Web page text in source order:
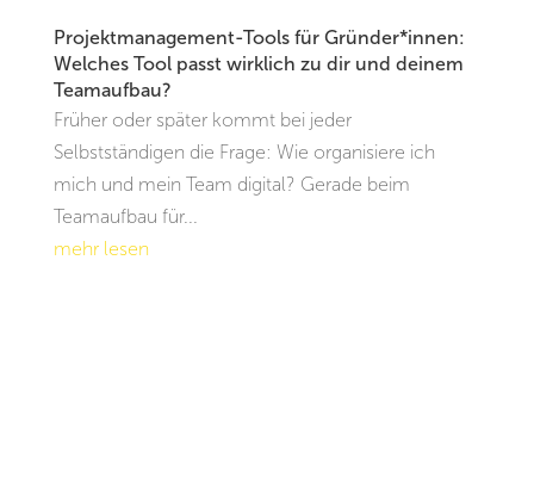
Projektmanagement-Tools für Gründer*innen:
Welches Tool passt wirklich zu dir und deinem
Teamaufbau?
Früher oder später kommt bei jeder
Selbstständigen die Frage: Wie organisiere ich
mich und mein Team digital? Gerade beim
Teamaufbau für...
mehr lesen